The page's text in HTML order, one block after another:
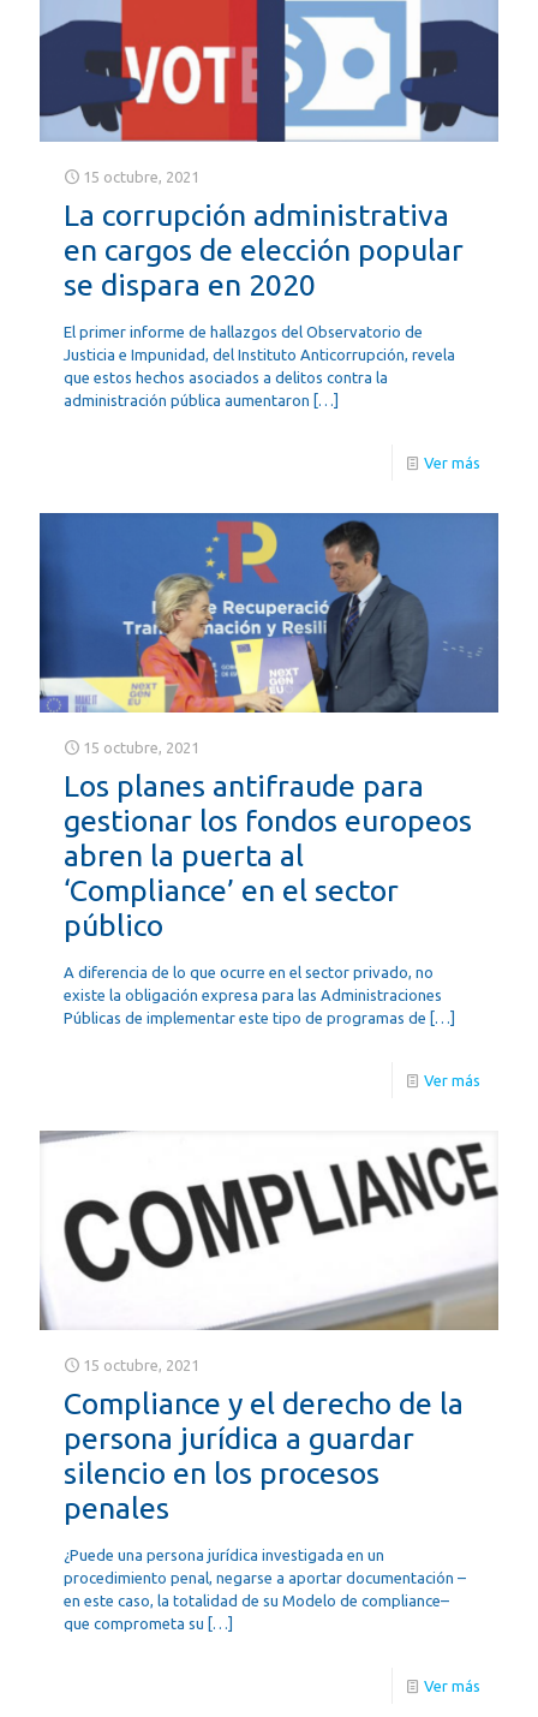
15 octubre, 2021
La corrupción administrativa
en cargos de elección popular
se dispara en 2020
El primer informe de hallazgos del Observatorio de
Justicia e Impunidad, del Instituto Anticorrupción, revela
que estos hechos asociados a delitos contra la
administración pública aumentaron […]
Ver más
15 octubre, 2021
Los planes antifraude para
gestionar los fondos europeos
abren la puerta al
‘Compliance’ en el sector
público
A diferencia de lo que ocurre en el sector privado, no
existe la obligación expresa para las Administraciones
Públicas de implementar este tipo de programas de […]
Ver más
15 octubre, 2021
Compliance y el derecho de la
persona jurídica a guardar
silencio en los procesos
penales
¿Puede una persona jurídica investigada en un
procedimiento penal, negarse a aportar documentación –
en este caso, la totalidad de su Modelo de compliance–
que comprometa su […]
Ver más